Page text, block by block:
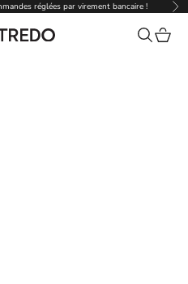
réglées par virement bancaire !
Recherche
Panier